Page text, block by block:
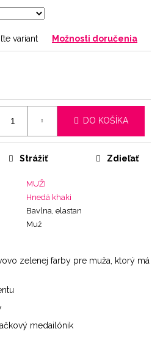
variant Možnosti doručenia
DO KOŠÍKA
MUŽI
Hnedá khaki
Bavlna, elastan
Muž
Strážiť Zdieľať
zelenej farby pre muža, ktorý má
medailónik